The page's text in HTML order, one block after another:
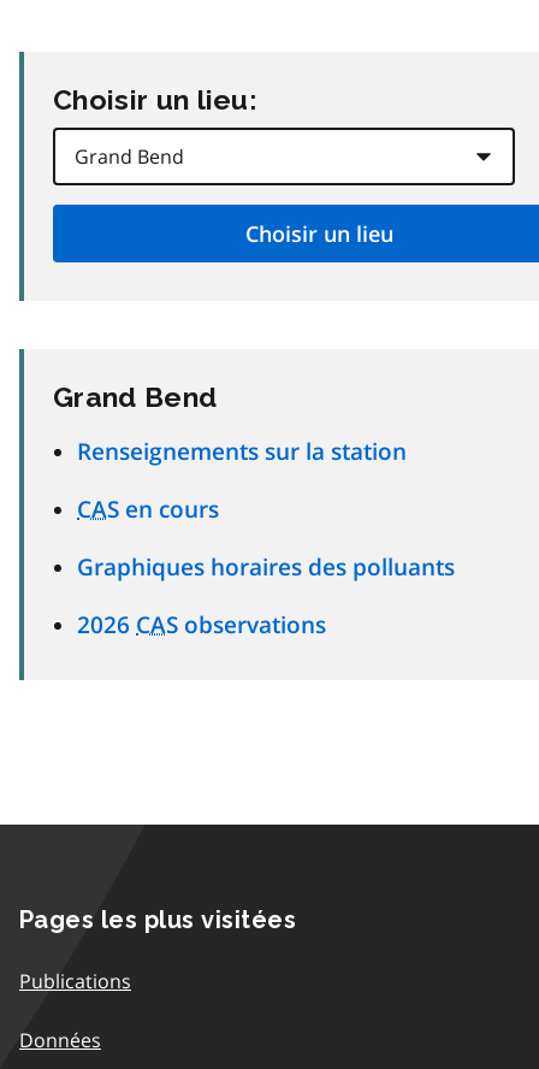
Choisir un lieu:
Grand Bend
Renseignements sur la station
CAS en cours
Graphiques horaires des polluants
2026 CAS observations
Pages les plus visitées
Publications
Données